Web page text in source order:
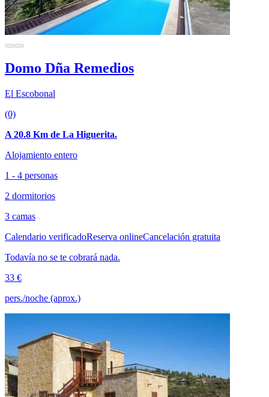
Domo Dña Remedios
El Escobonal
(0)
A 20.8 Km de La Higuerita.
Alojamiento entero
1 - 4 personas
2 dormitorios
3 camas
Calendario verificadoReserva onlineCancelación gratuita
Todavía no se te cobrará nada.
33 €
pers./noche (aprox.)